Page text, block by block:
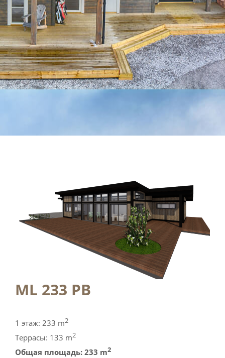
ML 233 PB
1 этаж: 233 m2
Tеррасы: 133 m2
Общая площадь: 233 m2